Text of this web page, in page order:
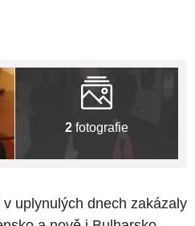
2 fotografie
uplynulých dnech zakázaly